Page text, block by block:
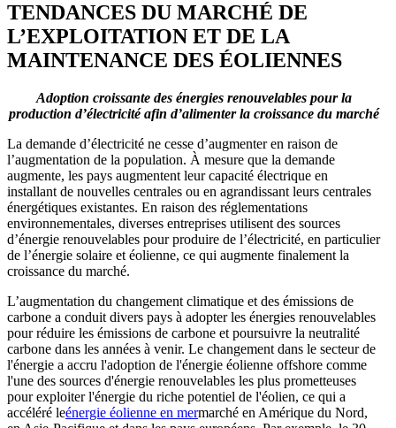
TENDANCES DU MARCHÉ DE
L’EXPLOITATION ET DE LA
MAINTENANCE DES ÉOLIENNES
Adoption croissante des énergies renouvelables pour la
production d’électricité afin d’alimenter la croissance du marché
La demande d’électricité ne cesse d’augmenter en raison de
l’augmentation de la population. À mesure que la demande
augmente, les pays augmentent leur capacité électrique en
installant de nouvelles centrales ou en agrandissant leurs centrales
énergétiques existantes. En raison des réglementations
environnementales, diverses entreprises utilisent des sources
d’énergie renouvelables pour produire de l’électricité, en particulier
de l’énergie solaire et éolienne, ce qui augmente finalement la
croissance du marché.
L’augmentation du changement climatique et des émissions de
carbone a conduit divers pays à adopter les énergies renouvelables
pour réduire les émissions de carbone et poursuivre la neutralité
carbone dans les années à venir. Le changement dans le secteur de
l'énergie a accru l'adoption de l'énergie éolienne offshore comme
l'une des sources d'énergie renouvelables les plus prometteuses
pour exploiter l'énergie du riche potentiel de l'éolien, ce qui a
accéléré leénergie éolienne en mermarché en Amérique du Nord,